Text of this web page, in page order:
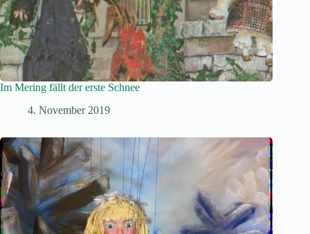
Im Mering fällt der erste Schnee
4. November 2019